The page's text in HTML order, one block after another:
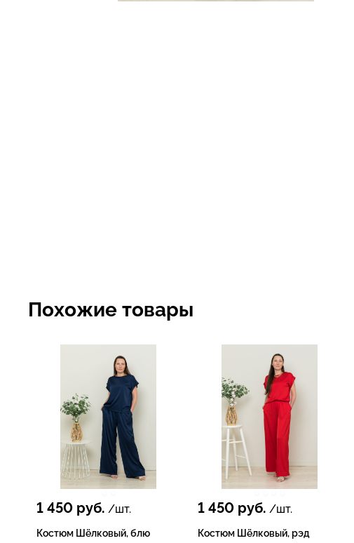
Похожие товары
1 450 руб. /шт.
Костюм Шёлковый, блю
1 450руб. /шт.
Костюм Шёлковый, рэд